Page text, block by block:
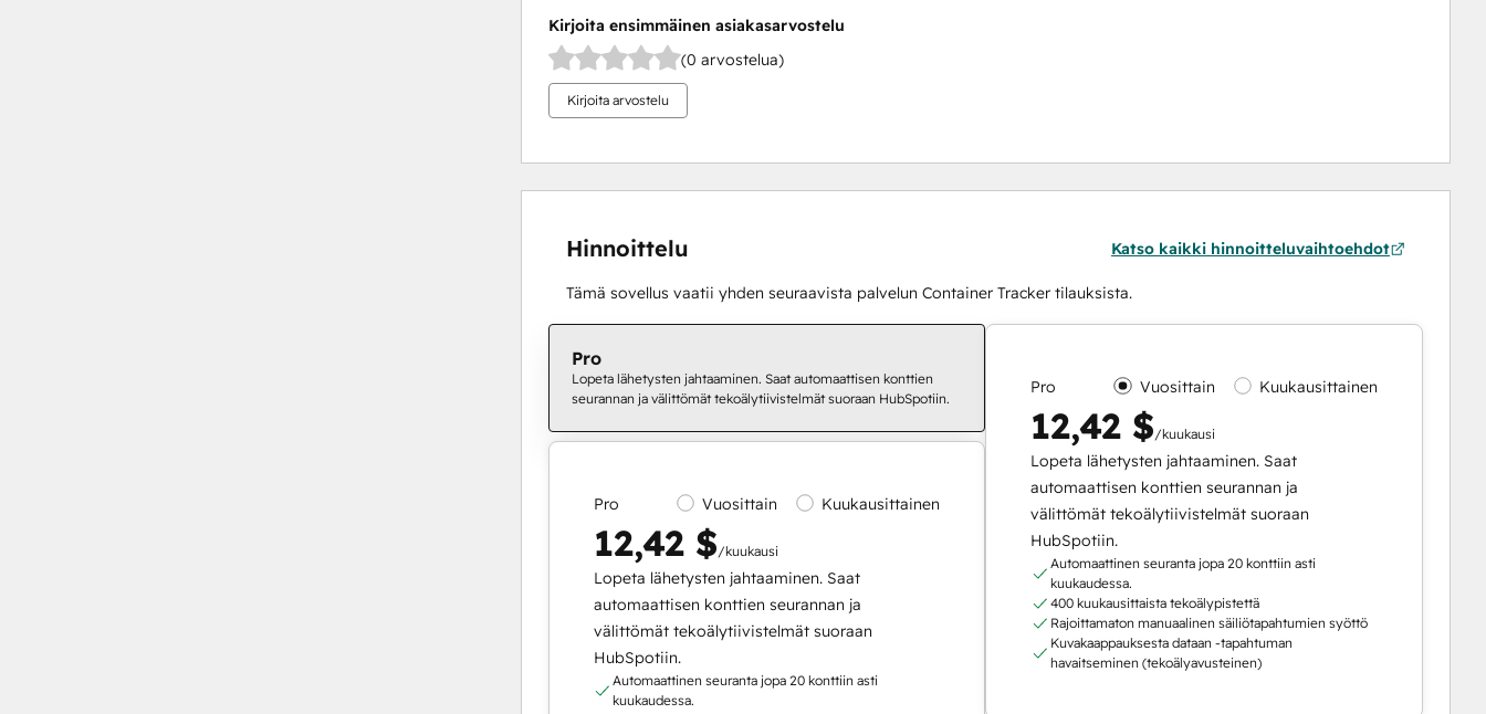
Kirjoita ensimmäinen asiakasarvostelu
(0 arvostelua)
Kirjoita arvostelu
Hinnoittelu Katso kaikki hinnoitteluvaihtoehdot
Tämä sovellus vaatii yhden seuraavista palvelun Container Tracker tilauksista.
Pro
Lopeta lähetysten jahtaaminen. Saat automaattisen konttien
seurannan ja välittömät tekoälytiivistelmät suoraan HubSpotiin.
Pro Vuosittain Kuukausittainen
12,42 $/kuukausi
Lopeta lähetysten jahtaaminen. Saat
automaattisen konttien seurannan ja
välittömät tekoälytiivistelmät suoraan
HubSpotiin.
Automaattinen seuranta jopa 20 konttiin asti
kuukaudessa.
Pro Vuosittain Kuukausittainen
12,42 $/kuukausi
Lopeta lähetysten jahtaaminen. Saat
automaattisen konttien seurannan ja
välittömät tekoälytiivistelmät suoraan
HubSpotiin.
Automaattinen seuranta jopa 20 konttiin asti
kuukaudessa.
400 kuukausittaista tekoälypistettä
Rajoittamaton manuaalinen säiliötapahtumien syöttö
Kuvakaappauksesta dataan -tapahtuman
havaitseminen (tekoälyavusteinen)